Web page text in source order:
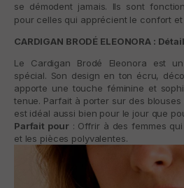
se démodent jamais. Ils sont
pour celles qui apprécient le confort
CARDIGAN BRODÉ ELEONORA :
Le Cardigan Brodé Eleonora est
spécial. Son design en ton écru,
apporte une touche féminine et
tenue. Parfait à porter sur des
est idéal aussi bien pour le jour que
Parfait pour: Offrir à des femmes
et les pièces polyvalentes.